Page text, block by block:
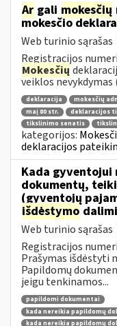
Ar gali mokesčių
mokesčio
Web turinio sąrašas
Registracijos
Mokesčių
veiklos
deklaracija mokesčių
maį 80 str.
deklaracijos
tikslinimo senatis
kategorijos:
deklaracijos
Kada
dokumentų,
(gyventojų
išdėstymo
Web turinio sąrašas
Registracijos
Prašymas išdėstyti
Papildomų
jeigu tenkinamos...
papildomi dokumentai
kada nereikia papildomų
kada nereikia papildomų